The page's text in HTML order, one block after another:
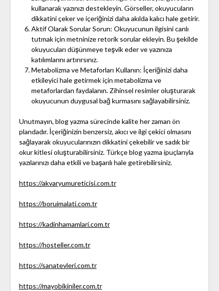
kullanarak yazınızı destekleyin. Görseller, okuyucuların
dikkatini çeker ve içeriğinizi daha akılda kalıcı hale getirir.
Aktif Olarak Sorular Sorun: Okuyucunun ilgisini canlı
tutmak için metninize retorik sorular ekleyin. Bu şekilde
okuyucuları düşünmeye teşvik eder ve yazınıza
katılımlarını artırırsınız.
Metabolizma ve Metaforları Kullanın: İçeriğinizi daha
etkileyici hale getirmek için metabolizma ve
metaforlardan faydalanın. Zihinsel resimler oluşturarak
okuyucunun duygusal bağ kurmasını sağlayabilirsiniz.
Unutmayın, blog yazma sürecinde kalite her zaman ön
plandadır. İçeriğinizin benzersiz, akıcı ve ilgi çekici olmasını
sağlayarak okuyucularınızın dikkatini çekebilir ve sadık bir
okur kitlesi oluşturabilirsiniz. Türkçe blog yazma ipuçlarıyla
yazılarınızı daha etkili ve başarılı hale getirebilirsiniz.
https://akvaryumureticisi.com.tr
https://boruimalati.com.tr
https://kadinhamamlari.com.tr
https://hosteller.com.tr
https://sanatevleri.com.tr
https://mayobikiniler.com.tr